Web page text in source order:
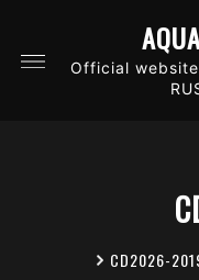
Official website
CD2026-